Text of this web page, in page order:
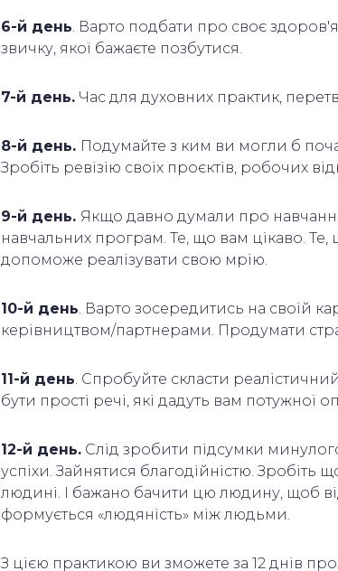
6-й день . Варто подбати про своє
звичку, якої бажаєте позбутися.
7-й день. Час для духовних практик,
8-й день. Подумайте з ким ви могли б
Зробіть ревізію своїх проєктів, робочих
9-й день. Якщо давно думали про
навчальних програм. Те, що вам цікаво.
допоможе реалізувати свою мрію.
10-й день . Варто зосередитись на своїй
керівництвом/партнерами. Продумати
11-й день . Спробуйте скласти
бути прості речі, які дадуть вам потужної
12-й день. Слід зробити підсумки
успіхи. Зайнятися благодійністю.
людині. І бажано бачити цю людину, щоб
формується «людяність» між людьми.
З цією практикою ви зможете за 12 днів